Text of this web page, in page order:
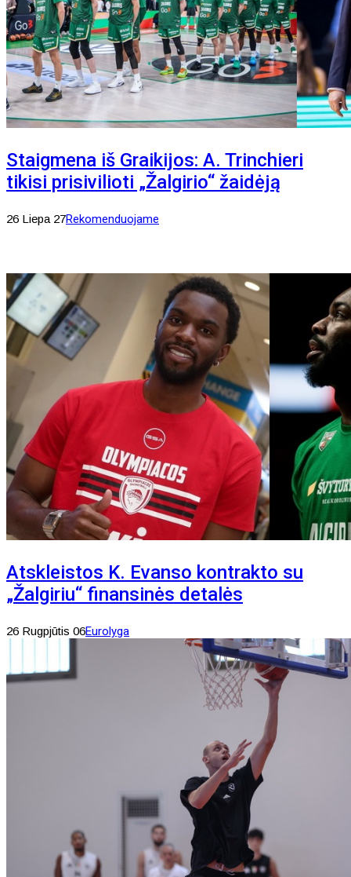
Staigmena iš Graikijos: A. Trinchieri
tikisi prisivilioti „Žalgirio“ žaidėją
26 Liepa 27Rekomenduojame
Atskleistos K. Evanso kontrakto su
„Žalgiriu“ finansinės detalės
26 Rugpjūtis 06Eurolyga